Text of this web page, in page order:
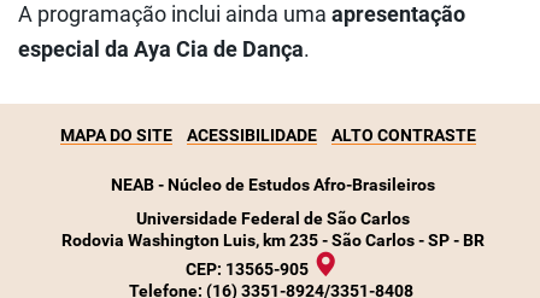
A programação inclui ainda uma apresentação
especial da Aya Cia de Dança.
MAPA DO SITE ACESSIBILIDADE ALTO CONTRASTE
NEAB - Núcleo de Estudos Afro-Brasileiros
Universidade Federal de São Carlos
Rodovia Washington Luis, km 235 - São Carlos - SP - BR
CEP: 13565-905
Telefone: (16) 3351-8924/3351-8408